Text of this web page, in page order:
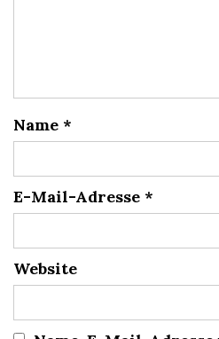
Name *
E-Mail-Adresse *
Website